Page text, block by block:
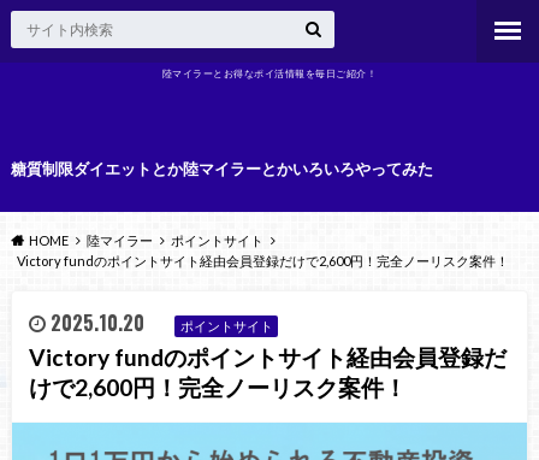
陸マイラーとお得なポイ活情報を毎日ご紹介！
糖質制限ダイエットとか陸マイラーとかいろいろやってみた
HOME 陸マイラー
ポイントサイト
Victory fundのポイントサイト経由会員登録だけで2,600円！完全ノーリスク案件！
2025.10.20 ポイントサイト
Victory fundのポイントサイト経由会員登録だ
けで2,600円！完全ノーリスク案件！